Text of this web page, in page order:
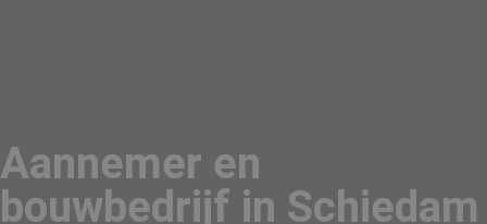
Aannemer en
bouwbedrijf in Schiedam